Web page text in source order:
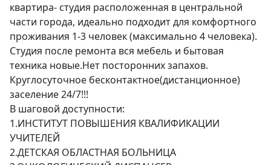
квартира- студия расположенная в центральной
части города, идеально подходит для комфортного
проживания 1-3 человек (максимально 4 человека).
Студия после ремонта вся мебель и бытовая
техника новые.Нет посторонних запахов.
Круглосуточное бесконтактное(дистанционное)
заселение 24/7!!!
В шаговой доступности:
1.ИНСТИТУТ ПОВЫШЕНИЯ КВАЛИФИКАЦИИ
УЧИТЕЛЕЙ
2.ДЕТСКАЯ ОБЛАСТНАЯ БОЛЬНИЦА